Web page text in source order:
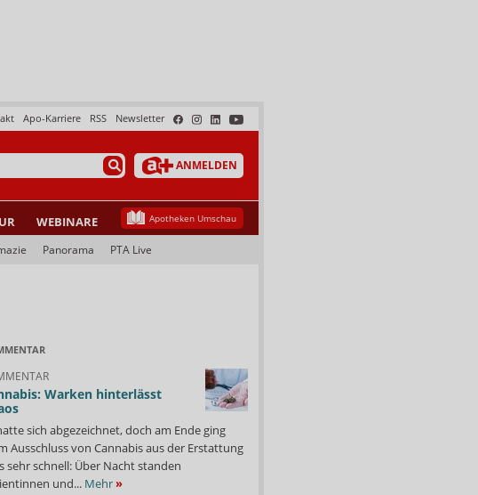
Newsletter
RSS
Apo-Karriere
ANMELDEN
WEBINARE Apotheken Umschau
Panorama PTA Live
Warken hinterlässt
sich abgezeichnet, doch am Ende ging
Ausschluss von Cannabis aus der Erstattung
sehr schnell: Über Nacht standen
und... Mehr»